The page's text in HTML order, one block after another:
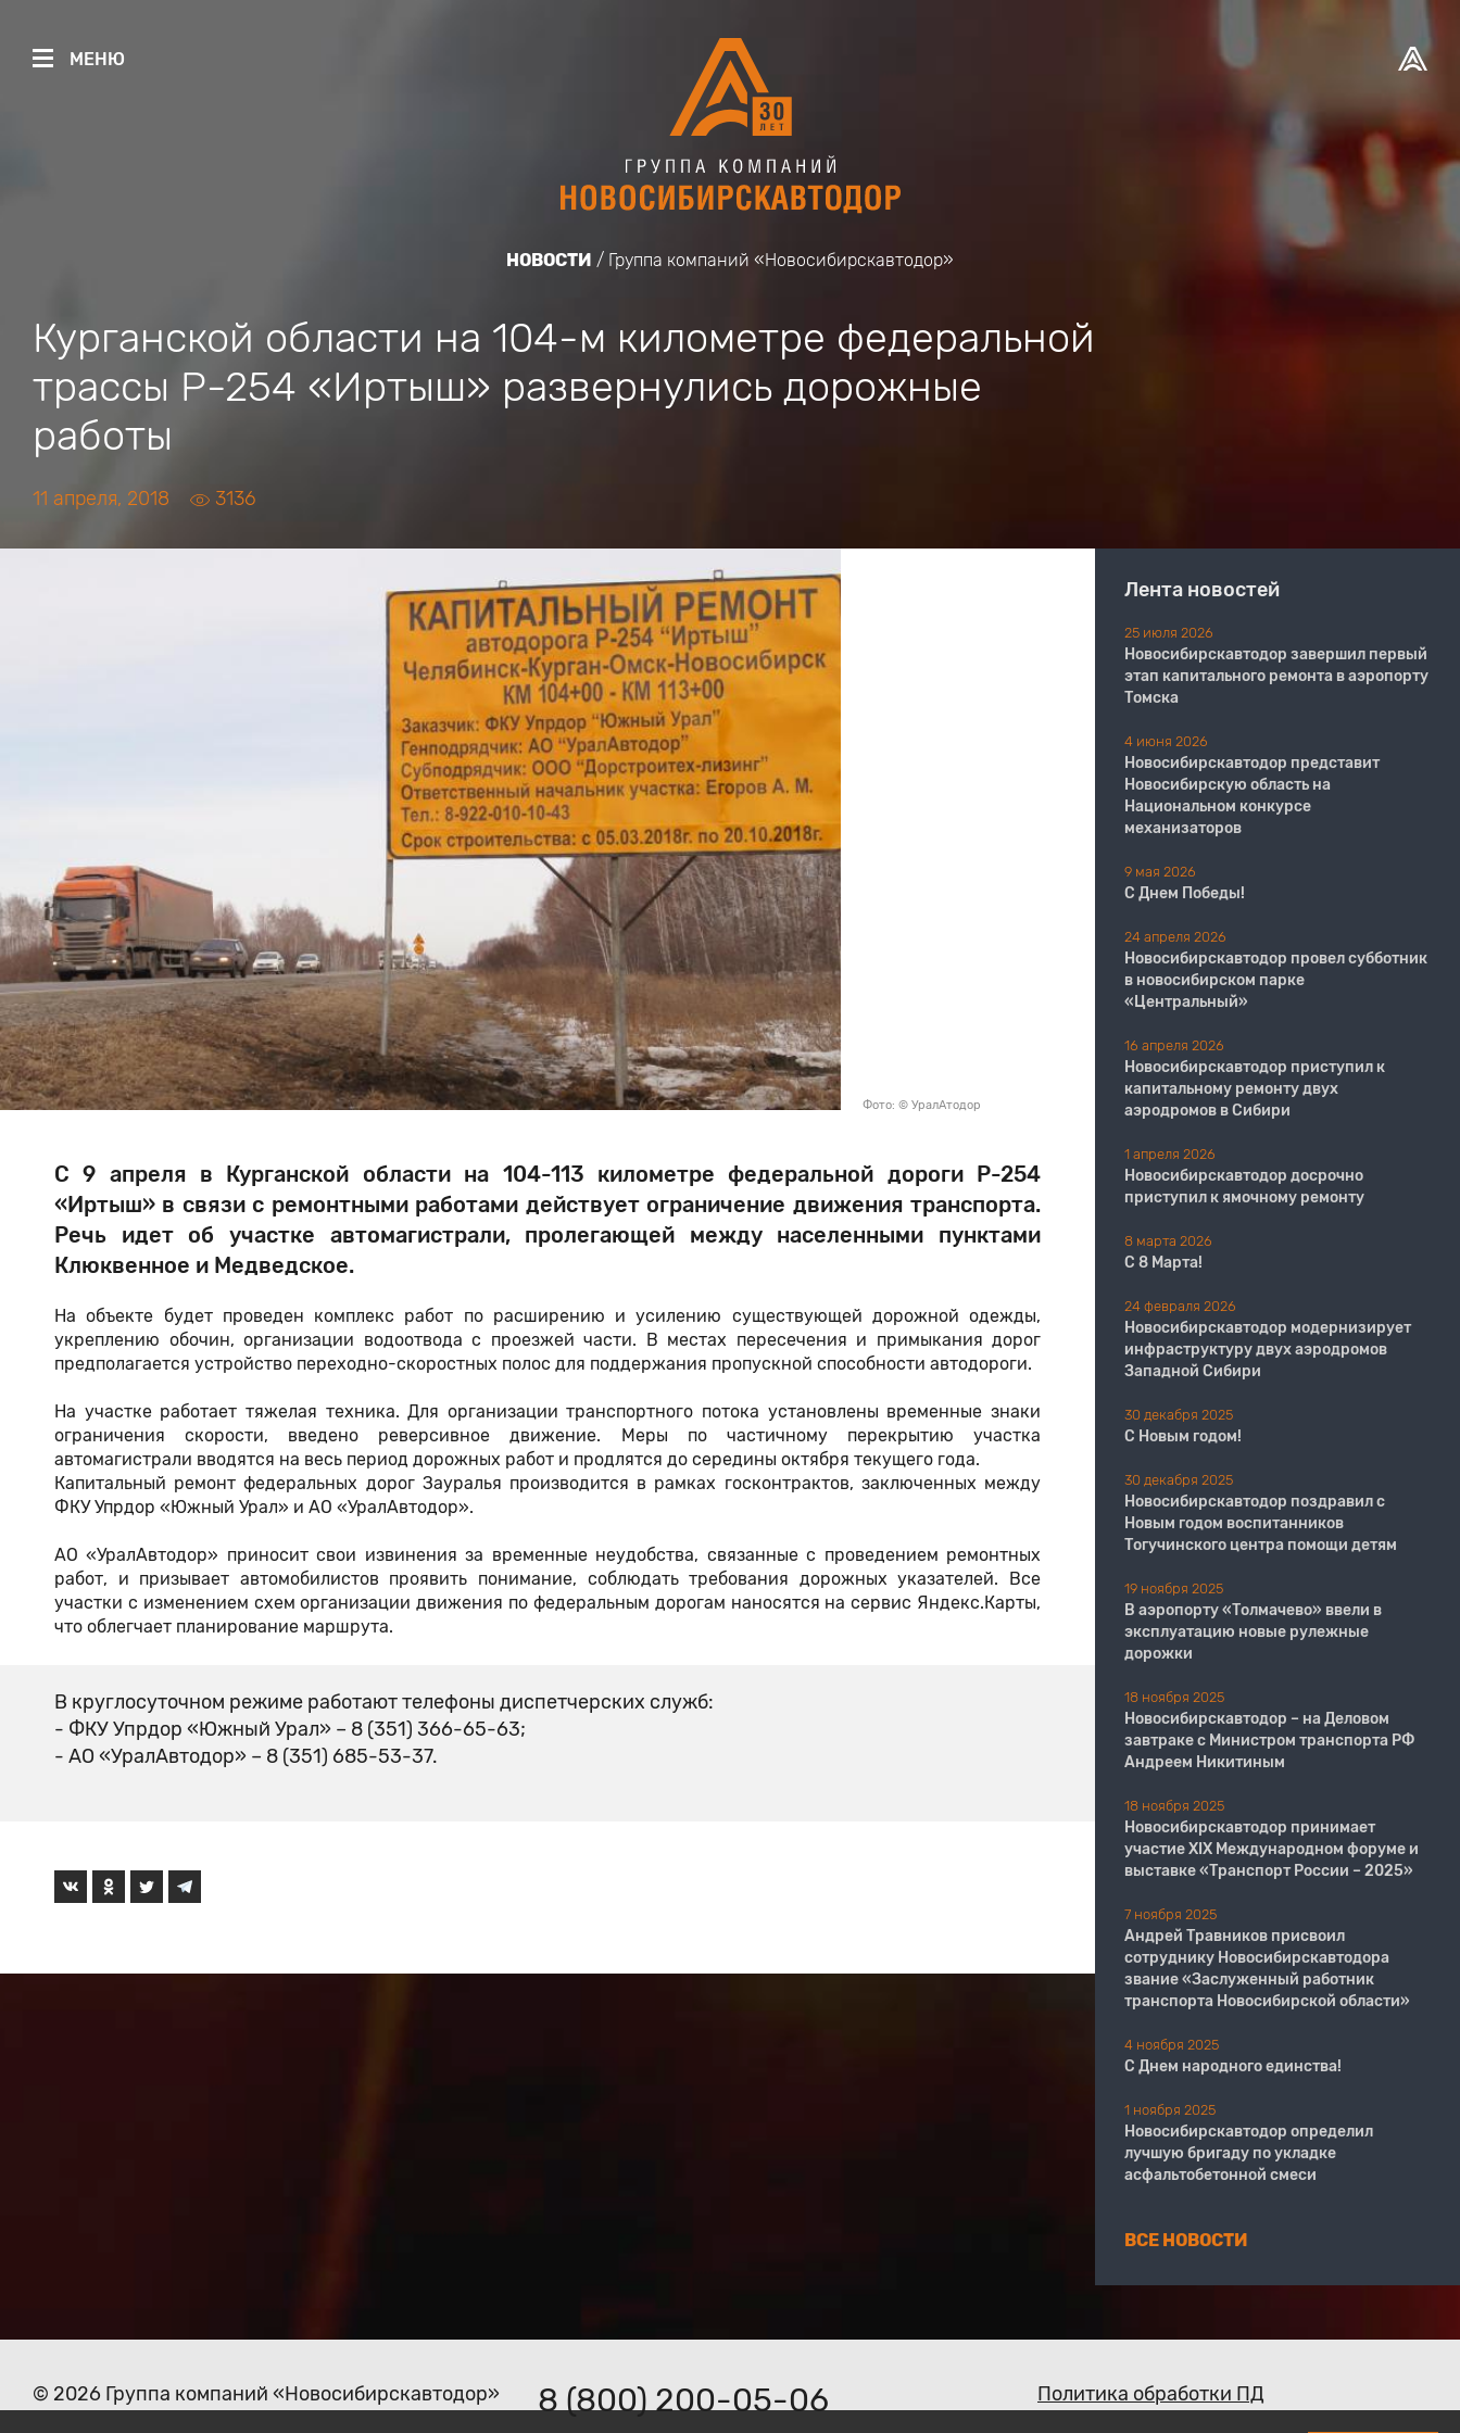
МЕНЮ
НОВОСТИ Группа компаний «Новосибирскавтодор»
Курганской области на 104-м километре федеральной
трассы Р-254 «Иртыш» развернулись дорожные
работы
11 апреля, 2018 3136
Фото: © УралАтодор
С 9 апреля в Курганской области на 104-113 километре федеральной дороги Р-254
«Иртыш» в связи с ремонтными работами действует ограничение движения транспорта.
Речь идет об участке автомагистрали, пролегающей между населенными пунктами
Клюквенное и Медведское.
На объекте будет проведен комплекс работ по расширению и усилению существующей дорожной одежды,
укреплению обочин, организации водоотвода с проезжей части. В местах пересечения и примыкания дорог
предполагается устройство переходно-скоростных полос для поддержания пропускной способности автодороги.
На участке работает тяжелая техника. Для организации транспортного потока установлены временные знаки
ограничения скорости, введено реверсивное движение. Меры по частичному перекрытию участка
автомагистрали вводятся на весь период дорожных работ и продлятся до середины октября текущего года.
Капитальный ремонт федеральных дорог Зауралья производится в рамках госконтрактов, заключенных между
ФКУ Упрдор «Южный Урал» и АО «УралАвтодор».
АО «УралАвтодор» приносит свои извинения за временные неудобства, связанные с проведением ремонтных
работ, и призывает автомобилистов проявить понимание, соблюдать требования дорожных указателей. Все
участки с изменением схем организации движения по федеральным дорогам наносятся на сервис Яндекс.Карты,
что облегчает планирование маршрута.
В круглосуточном режиме работают телефоны диспетчерских служб:
- ФКУ Упрдор «Южный Урал» – 8 (351) 366-65-63;
- АО «УралАвтодор» – 8 (351) 685-53-37.
Лента новостей
25 июля 2026
Новосибирскавтодор завершил первый
этап капитального ремонта в аэропорту
Томска
4 июня 2026
Новосибирскавтодор представит
Новосибирскую область на
Национальном конкурсе
механизаторов
9 мая 2026
С Днем Победы!
24 апреля 2026
Новосибирскавтодор провел субботник
в новосибирском парке
«Центральный»
16 апреля 2026
Новосибирскавтодор приступил к
капитальному ремонту двух
аэродромов в Сибири
1 апреля 2026
Новосибирскавтодор досрочно
приступил к ямочному ремонту
8 марта 2026
С 8 Марта!
24 февраля 2026
Новосибирскавтодор модернизирует
инфраструктуру двух аэродромов
Западной Сибири
30 декабря 2025
С Новым годом!
30 декабря 2025
Новосибирскавтодор поздравил с
Новым годом воспитанников
Тогучинского центра помощи детям
19 ноября 2025
В аэропорту «Толмачево» ввели в
эксплуатацию новые рулежные
дорожки
18 ноября 2025
Новосибирскавтодор – на Деловом
завтраке с Министром транспорта РФ
Андреем Никитиным
18 ноября 2025
Новосибирскавтодор принимает
участие XIX Международном форуме и
выставке «Транспорт России – 2025»
7 ноября 2025
Андрей Травников присвоил
сотруднику Новосибирскавтодора
звание «Заслуженный работник
транспорта Новосибирской области»
4 ноября 2025
С Днем народного единства!
1 ноября 2025
Новосибирскавтодор определил
лучшую бригаду по укладке
асфальтобетонной смеси
ВСЕ НОВОСТИ
© 2026 Группа компаний «Новосибирскавтодор» 8 (800) 200-05-06 Политика обработки ПД